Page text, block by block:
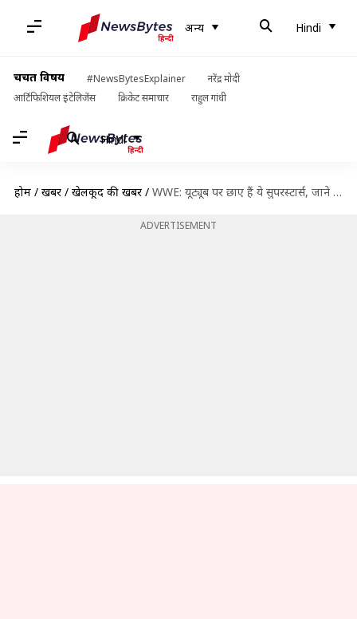
अन्य Hindi
चर्चित विषय #NewsBytesExplainer
नरेंद्र मोदी
आर्टिफिशियल इंटेलिजेंस
क्रिकेट समाचार राहुल गांधी
Hindi
होम / खबरें / खेलकूद की खबरें / WWE: यूट्यूब पर छाए हैं ये सुपरस्टार्स, जाने रेसलर्स के टॉप-5 यूट्यूब चैनल्स के बारे में
ADVERTISEMENT